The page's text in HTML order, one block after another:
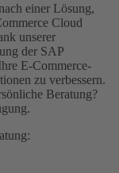
einer Lösung,
Cloud
unserer
der SAP
E-Commerce-
zu verbessern.
Beratung?